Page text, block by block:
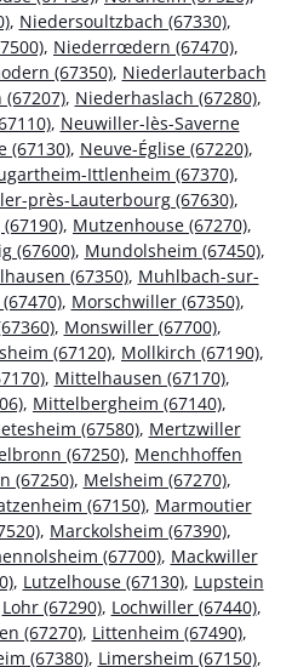
, Niedersoultzbach (67330),
, Niederrœdern (67470),
(67350), Niederlauterbach
, Niederhaslach (67280),
, Neuwiller-lès-Saverne
(67130), Neuve-Église (67220),
Ittlenheim (67370),
près-Lauterbourg (67630),
, Mutzenhouse (67270),
(67600), Mundolsheim (67450),
(67350), Muhlbach-sur-
, Morschwiller (67350),
, Monswiller (67700),
(67120), Mollkirch (67190),
, Mittelhausen (67170),
, Mittelbergheim (67140),
(67580), Mertzwiller
(67250), Menchhoffen
(67250), Melsheim (67270),
(67150), Marmoutier
, Marckolsheim (67390),
(67700), Mackwiller
, Lutzelhouse (67130), Lupstein
Lohr (67290), Lochwiller (67440),
(67270), Littenheim (67490),
(67380), Limersheim (67150),